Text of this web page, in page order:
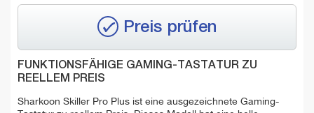
Preis prüfen
FUNKTIONSFÄHIGE GAMING-TASTATUR ZU
REELLEM PREIS
Sharkoon Skiller Pro Plus ist eine ausgezeichnete Gaming-